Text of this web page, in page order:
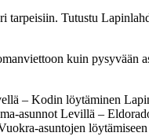
tarpeisiin. Tutustu
kuin pysyvään
– Kodin löytäminen
asunnot Levillä –
asuntojen löytämiseen